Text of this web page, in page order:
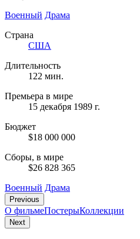
Военный Драма
Страна
США
Длительность
122 мин.
Премьера в мире
15 декабря 1989 г.
Бюджет
$18 000 000
Сборы, в мире
$26 828 365
Военный Драма
Previous
О фильмеПостерыКоллекции
Next